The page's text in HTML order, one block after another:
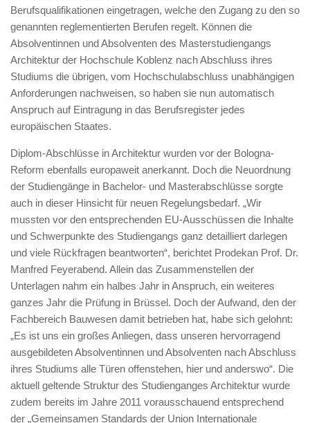
Berufsqualifikationen eingetragen, welche den Zugang zu den so
genannten reglementierten Berufen regelt. Können die
Absolventinnen und Absolventen des Masterstudiengangs
Architektur der Hochschule Koblenz nach Abschluss ihres
Studiums die übrigen, vom Hochschulabschluss unabhängigen
Anforderungen nachweisen, so haben sie nun automatisch
Anspruch auf Eintragung in das Berufsregister jedes
europäischen Staates.
Diplom-Abschlüsse in Architektur wurden vor der Bologna-
Reform ebenfalls europaweit anerkannt. Doch die Neuordnung
der Studiengänge in Bachelor- und Masterabschlüsse sorgte
auch in dieser Hinsicht für neuen Regelungsbedarf. „Wir
mussten vor den entsprechenden EU-Ausschüssen die Inhalte
und Schwerpunkte des Studiengangs ganz detailliert darlegen
und viele Rückfragen beantworten“, berichtet Prodekan Prof. Dr.
Manfred Feyerabend. Allein das Zusammenstellen der
Unterlagen nahm ein halbes Jahr in Anspruch, ein weiteres
ganzes Jahr die Prüfung in Brüssel. Doch der Aufwand, den der
Fachbereich Bauwesen damit betrieben hat, habe sich gelohnt:
„Es ist uns ein großes Anliegen, dass unseren hervorragend
ausgebildeten Absolventinnen und Absolventen nach Abschluss
ihres Studiums alle Türen offenstehen, hier und anderswo“. Die
aktuell geltende Struktur des Studienganges Architektur wurde
zudem bereits im Jahre 2011 vorausschauend entsprechend
der „Gemeinsamen Standards der Union Internationale